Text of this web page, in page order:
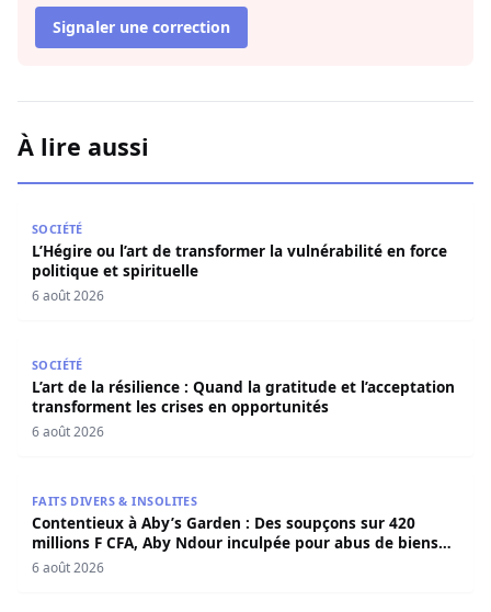
Signaler une correction
À lire aussi
SOCIÉTÉ
L’Hégire ou l’art de transformer la vulnérabilité en force
politique et spirituelle
6 août 2026
SOCIÉTÉ
L’art de la résilience : Quand la gratitude et l’acceptation
transforment les crises en opportunités
6 août 2026
FAITS DIVERS & INSOLITES
Contentieux à Aby’s Garden : Des soupçons sur 420
millions F CFA, Aby Ndour inculpée pour abus de biens
sociaux
6 août 2026